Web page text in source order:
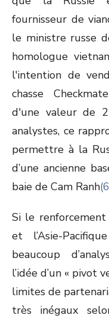
fournisseur de
le ministre russe
homologue
l'intention de
chasse
d'une valeur de
analystes, ce
permettre à la
d’une ancienne
baie de Cam Ranh
Si le
et l’Asie-
beaucoup
l’idée d’un « pivot
limites de
très inégaux